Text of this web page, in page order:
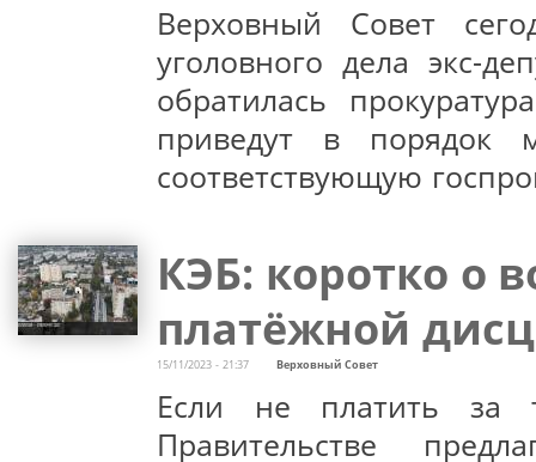
Верховный Совет
уголовного дела экс-
обратилась
приведут в порядок
соответствующую
КЭБ: коротко о
платёжной
15/11/2023 - 21:37 Верховный Совет
Если не платить за
Правительстве